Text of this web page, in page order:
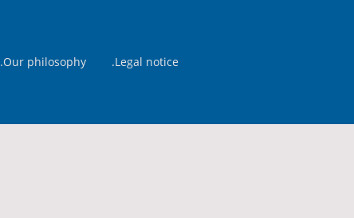
.Our philosophy .Legal notice